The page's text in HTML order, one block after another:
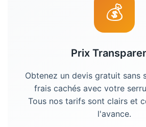
💰
Prix
Obtenez un devis gratuit sans
frais cachés avec votre
Tous nos tarifs sont clairs et
l'avance.